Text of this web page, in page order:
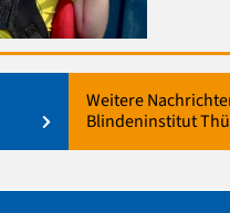
Weitere
Blindeninstitut